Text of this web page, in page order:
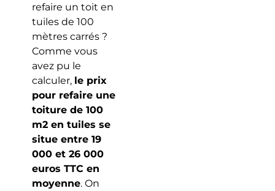
refaire un toit en
tuiles de 100
mètres carrés ?
Comme vous
avez pu le
calculer, le prix
pour refaire une
toiture de 100
m2 en tuiles se
situe entre 19
000 et 26 000
euros TTC en
moyenne. On